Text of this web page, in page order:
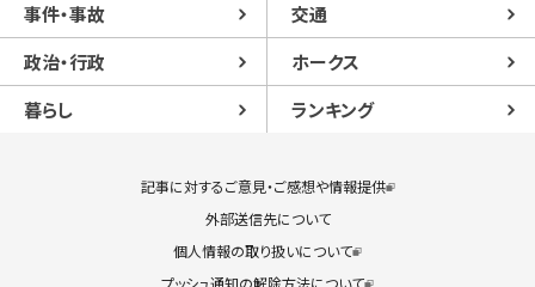
事件・事故
交通
政治・行政
ホークス
暮らし
ランキング
記事に対するご意見・ご感想や情報提供
外部送信先について
個人情報の取り扱いについて